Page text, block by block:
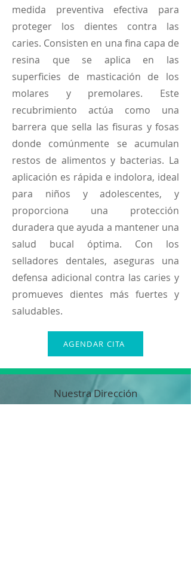
medida preventiva efectiva para
proteger los dientes contra las
caries. Consisten en una fina capa de
resina que se aplica en las
superficies de masticación de los
molares y premolares. Este
recubrimiento actúa como una
barrera que sella las fisuras y fosas
donde comúnmente se acumulan
restos de alimentos y bacterias. La
aplicación es rápida e indolora, ideal
para niños y adolescentes, y
proporciona una protección
duradera que ayuda a mantener una
salud bucal óptima. Con los
selladores dentales, aseguras una
defensa adicional contra las caries y
promueves dientes más fuertes y
saludables.
AGENDAR CITA
Nuestra Dirección